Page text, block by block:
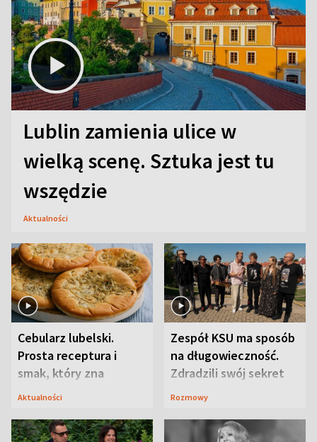
Lublin zamienia ulice w
wielką scenę. Sztuka jest tu
wszędzie
Aktualności
Cebularz lubelski.
Prosta receptura i
smak, który zna
Lubelszczyzna
Aktualności
Zespół KSU ma sposób
na długowieczność.
Zdradzili swój sekret
Rozmowy